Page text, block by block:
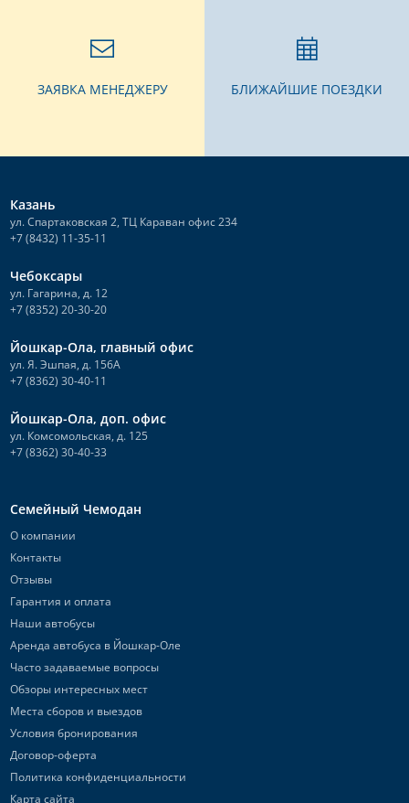
ЗАЯВКА МЕНЕДЖЕРУ БЛИЖАЙШИЕ ПОЕЗДКИ
Казань
ул. Спартаковская 2, ТЦ Караван офис 234
+7 (8432) 11-35-11
Чебоксары
ул. Гагарина, д. 12
+7 (8352) 20-30-20
Йошкар-Ола, главный офис
ул. Я. Эшпая, д. 156А
+7 (8362) 30-40-11
Йошкар-Ола, доп. офис
ул. Комсомольская, д. 125
+7 (8362) 30-40-33
Семейный Чемодан
О компании
Контакты
Отзывы
Гарантия и оплата
Наши автобусы
Аренда автобуса в Йошкар-Оле
Часто задаваемые вопросы
Обзоры интересных мест
Места сборов и выездов
Условия бронирования
Договор-оферта
Политика конфиденциальности
Карта сайта